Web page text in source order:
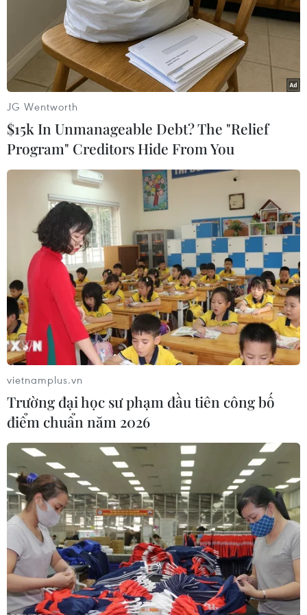
Khắc phục sạt lở khu vực thi công hố
móng thủy điện Hòa Bình mở rộng
07/11/2021 14:19
Phó Thủ tướng Lê Văn Thành yêu cầu triển khai ngay
các biện pháp phù hợp để xử lý, khắc phục sạt lở, tuyệt
đối không để nguy hiểm đến tính mạng người dân trong
khu vực.
Bắc Bộ có nơi dưới 8 độ C, miền Trung
JG Wentworth
$15k In Unmanageable Debt? The "Relief
Program" Creditors Hide From You
vietnamplus.vn
Trường đại học sư phạm đầu tiên công bố
điểm chuẩn năm 2026